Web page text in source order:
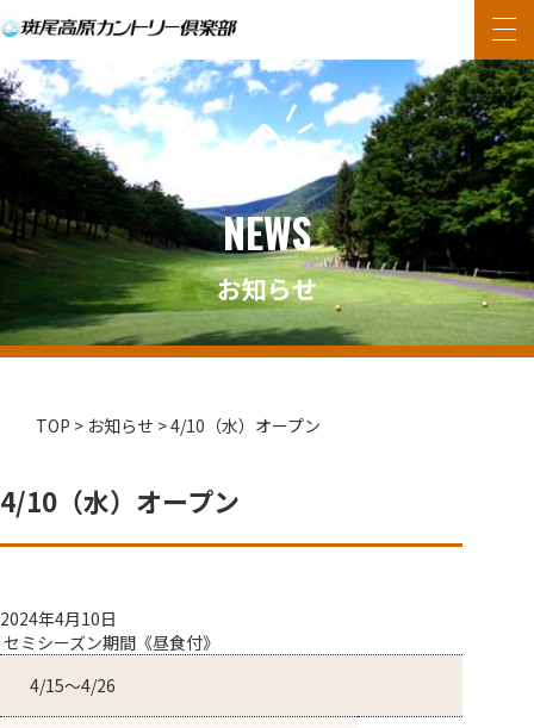
内
容
を
キ
ッ
プ
コース紹介
施設紹介
レストラン
料金
アクセス
お知らせ
プライバシーポリシー
TEL.0269-38-3766
ウェザーニュース
浅間高原カントリー倶楽部
NEWS
お知らせ
TOP > お知らせ >4/10（水）オープン
4/10（水）オープン
2024年4月10日
セミシーズン期間《昼食付》
4/15～4/26